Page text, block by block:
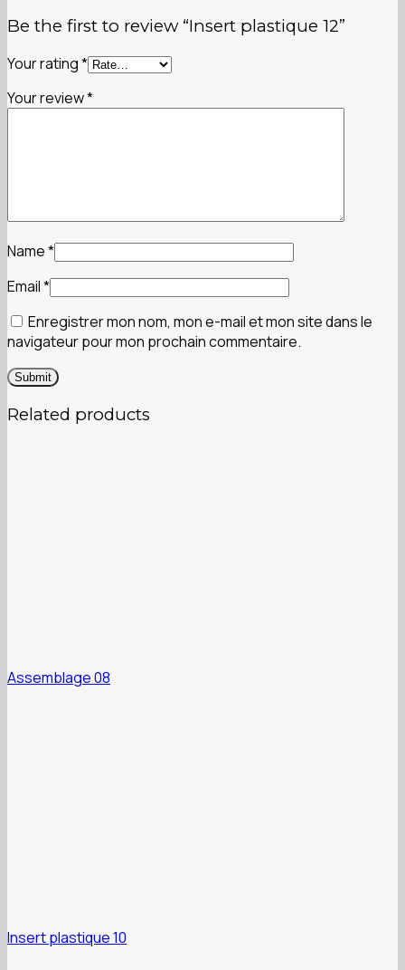
Be the first to review “Insert plastique 12”
Your rating*
Your review*
Name*
Email*
Enregistrer mon nom, mon e-mail et mon site dans le
navigateur pour mon prochain commentaire.
Related products
Assemblage 08
Insert plastique 10